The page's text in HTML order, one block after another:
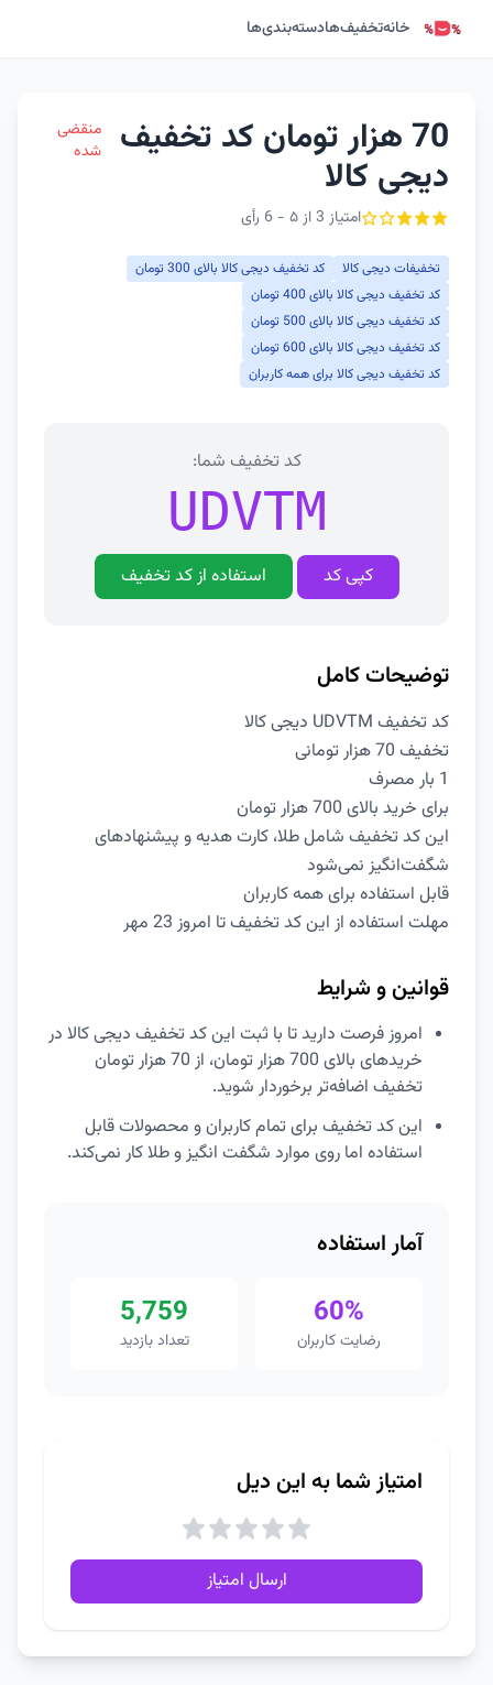
خانهتخفیف‌هادسته‌بندی‌ها
70 هزار تومان کد تخفیف
دیجی کالا
امتیاز 3 از ۵ - 6 رأی
منقضی
شده
تخفیفات دیجی کالا
کد تخفیف دیجی کالا بالای 300 تومان
کد تخفیف دیجی کالا بالای 400 تومان
کد تخفیف دیجی کالا بالای 500 تومان
کد تخفیف دیجی کالا بالای 600 تومان
کد تخفیف دیجی کالا برای همه کاربران
کد تخفیف شما:
UDVTM
کپی کد استفاده از کد تخفیف
توضیحات کامل
کد تخفیف UDVTM دیجی کالا
تخفیف 70 هزار تومانی
1 بار مصرف
برای خرید بالای 700 هزار تومان
این کد تخفیف شامل طلا، کارت هدیه و پیشنهادهای
شگفت‌انگیز نمی‌شود
قابل استفاده برای همه کاربران
مهلت استفاده از این کد تخفیف تا امروز 23 مهر
قوانین و شرایط
امروز فرصت دارید تا با ثبت این کد تخفیف دیجی کالا در
خریدهای بالای 700 هزار تومان، از 70 هزار تومان
تخفیف اضافه‌تر برخوردار شوید.
این کد تخفیف برای تمام کاربران و محصولات قابل
استفاده اما روی موارد شگفت انگیز و طلا کار نمی‌کند.
آمار استفاده
60%
رضایت کاربران
5,759
تعداد بازدید
امتیاز شما به این دیل
ارسال امتیاز